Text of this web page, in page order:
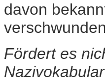
davon
Fördert es